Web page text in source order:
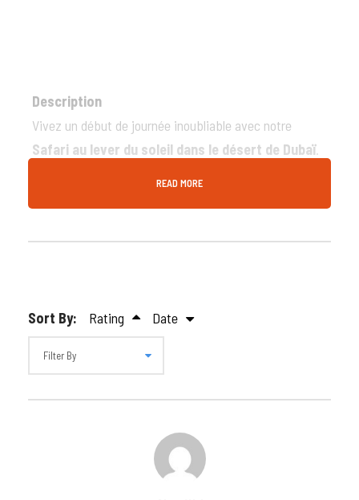
Description
Vivez un début de journée inoubliable avec notre
Safari au lever du soleil dans le désert de Dubaï.
dans la fraîcheur matinale. Réservez maintenant avec
Introduction du Tour
Lorsque le désert dort encore, vous partez à sa
brise fraîche du matin créent une atmosphère
Ce safari au lever du soleil vous permet de vivre les
READ MORE
Sort By: Rating Date